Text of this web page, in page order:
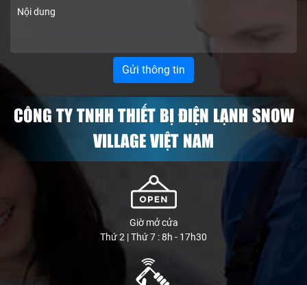
CÔNG TY TNHH THIẾT BỊ ĐIỆN LẠNH SNOW
VILLAGE VIỆT NAM
Giờ mở cửa
Thứ 2 | Thứ 7 : 8h - 17h30